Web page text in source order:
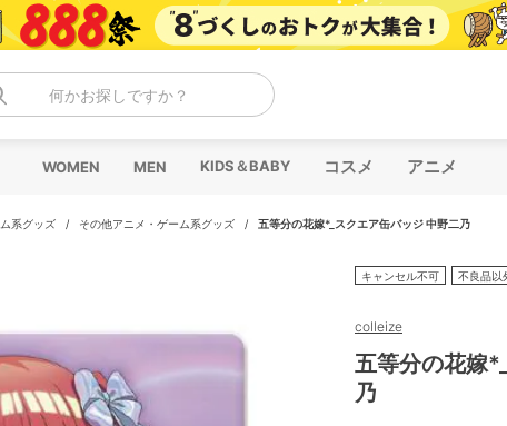
何かお探しですか？
WOMEN MEN KIDS＆BABY コスメ アニメ
系グッズ / その他アニメ・ゲーム系グッズ / 五等分の花嫁*_スクエア缶バッジ 中野二乃
キャンセル不可 不良品以
colleize
五等分の花嫁
乃